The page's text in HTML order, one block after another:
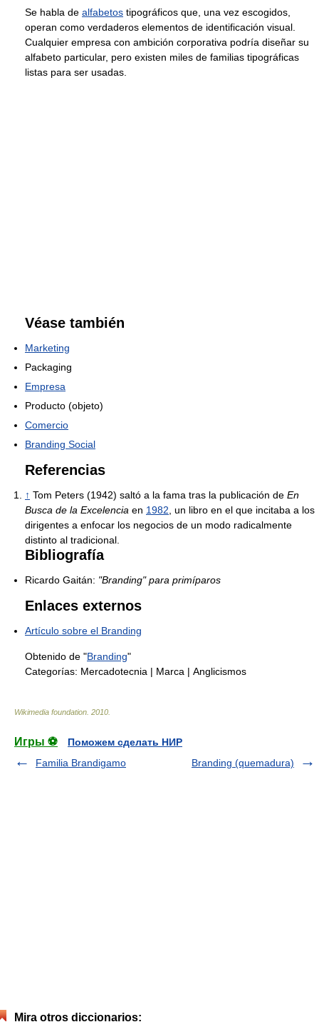
Se habla de alfabetos tipográficos que, una vez escogidos,
operan como verdaderos elementos de identificación visual.
Cualquier empresa con ambición corporativa podría diseñar su
alfabeto particular, pero existen miles de familias tipográficas
listas para ser usadas.
Véase también
Marketing
Packaging
Empresa
Producto (objeto)
Comercio
Branding Social
Referencias
↑ Tom Peters (1942) saltó a la fama tras la publicación de En
Busca de la Excelencia en 1982 , un libro en el que incitaba a los
dirigentes a enfocar los negocios de un modo radicalmente
distinto al tradicional.
Bibliografía
Ricardo Gaitán: "Branding" para primíparos
Enlaces externos
Artículo sobre el Branding
Obtenido de "Branding"
Categorías: Mercadotecnia | Marca | Anglicismos
Wikimedia foundation 2010
Игры ⚽
Поможем сделать НИР
Familia Brandigamo
Branding (quemadura)
Mira otros diccionarios: